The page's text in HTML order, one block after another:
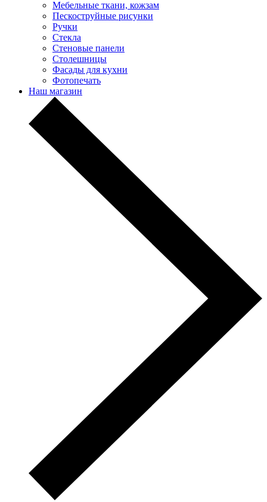
Мебельные ткани, кожзам
Пескоструйные рисунки
Ручки
Стекла
Стеновые панели
Столешницы
Фасады для кухни
Фотопечать
Наш магазин